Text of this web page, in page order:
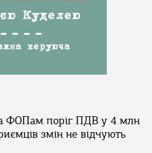
ФОПам поріг ПДВ у 4 млн
змін не відчують